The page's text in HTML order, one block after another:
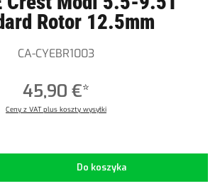
Rotor 12.5mm
CA-CYEBR1003
45,90 €*
Ceny z VAT plus koszty wysyłki
Do koszyka